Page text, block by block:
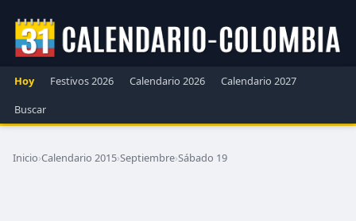
Hoy Festivos 2026 Calendario 2026
Calendario 2027
Buscar
Inicio›Calendario 2015›Septiembre›Sábado 19